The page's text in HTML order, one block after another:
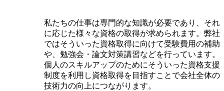
私たちの仕事は専門的な知識が必要であり、それ
に応じた様々な資格の取得が求められます。弊社
ではそういった資格取得に向けて受験費用の補助
や、勉強会・論文対策講習などを行っています。
個人のスキルアップのためにそういった資格支援
制度を利用し資格取得を目指すことで会社全体の
技術力の向上につながります。